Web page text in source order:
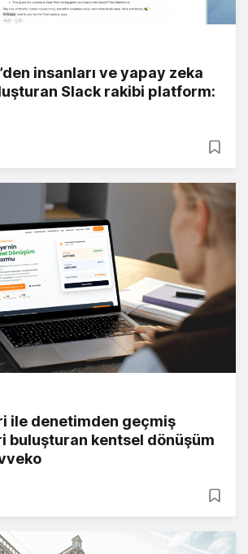
insanları ve yapay zeka
Slack rakibi platform:
ile denetimden geçmiş
buluşturan kentsel dönüşüm